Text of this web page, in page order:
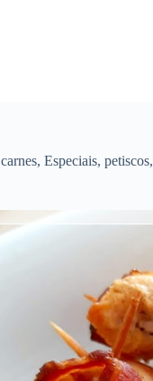
carnes, Especiais, petiscos,